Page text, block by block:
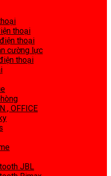
thoại
thoại
cường lực
thoại
, OFFICE
JBL